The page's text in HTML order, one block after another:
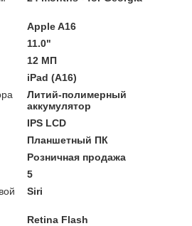
Apple A16
11.0"
12 МП
iPad (A16)
Литий-полимерный
аккумулятор
IPS LCD
Планшетный ПК
Розничная продажа
5
Siri
Retina Flash